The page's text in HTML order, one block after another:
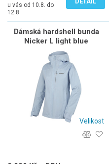
u vás od 10.8. do
12.8.
Dámská hardshell bunda
Nicker L light blue
Velikost